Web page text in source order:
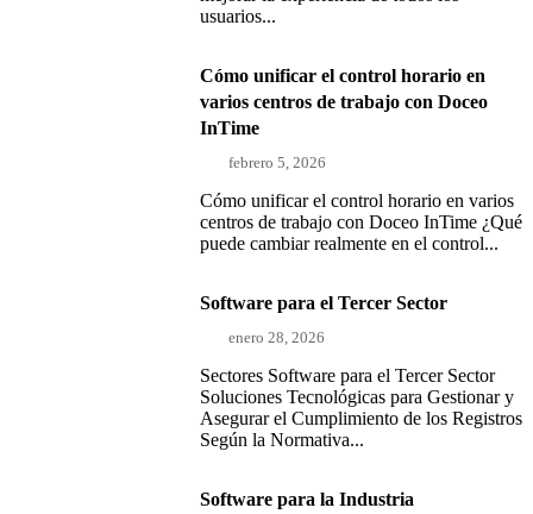
usuarios...
Cómo unificar el control horario en
varios centros de trabajo con Doceo
InTime
febrero 5, 2026
Cómo unificar el control horario en varios
centros de trabajo con Doceo InTime ¿Qué
puede cambiar realmente en el control...
Software para el Tercer Sector
enero 28, 2026
Sectores Software para el Tercer Sector
Soluciones Tecnológicas para Gestionar y
Asegurar el Cumplimiento de los Registros
Según la Normativa...
Software para la Industria